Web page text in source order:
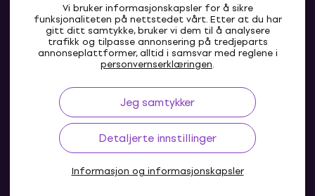
Vi bruker informasjonskapsler for å sikre
funksjonaliteten på nettstedet vårt. Etter at du har
gitt ditt samtykke, bruker vi dem til å analysere
trafikk og tilpasse annonsering på tredjeparts
annonseplattformer, alltid i samsvar med reglene i
personvernserklæringen.
Jeg samtykker
Detaljerte innstillinger
Informasjon og informasjonskapsler
NO